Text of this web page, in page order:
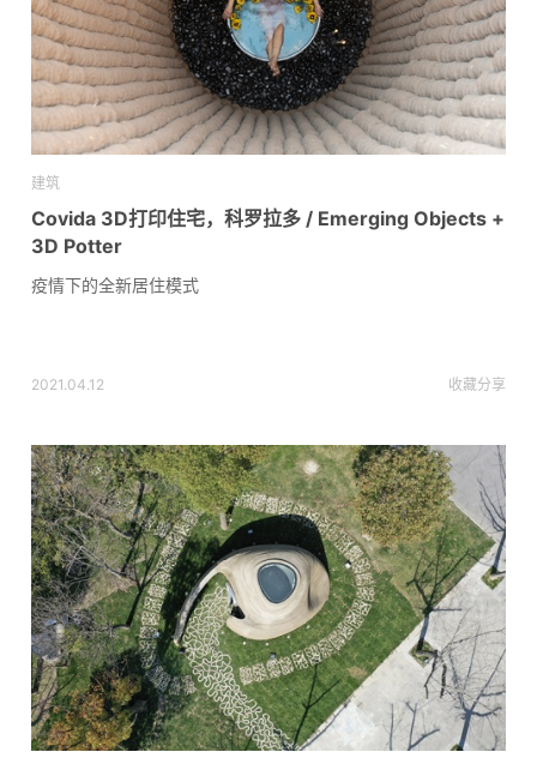
建筑
Covida 3D打印住宅，科罗拉多 / Emerging Objects +
3D Potter
疫情下的全新居住模式
2021.04.12 收藏分享